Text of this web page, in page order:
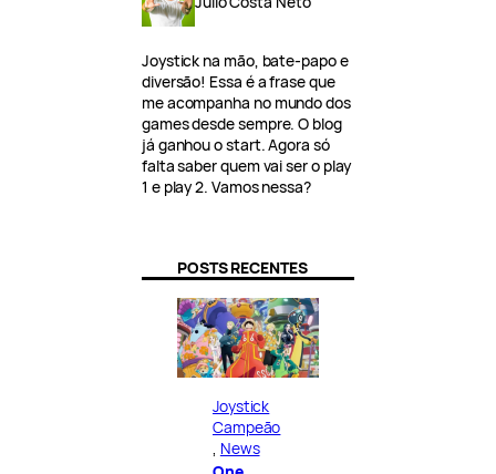
Joystick na mão, bate-papo e
diversão! Essa é a frase que
me acompanha no mundo dos
games desde sempre. O blog
já ganhou o start. Agora só
falta saber quem vai ser o play
1 e play 2. Vamos nessa?
POSTS RECENTES
Joystick
Campeão
News